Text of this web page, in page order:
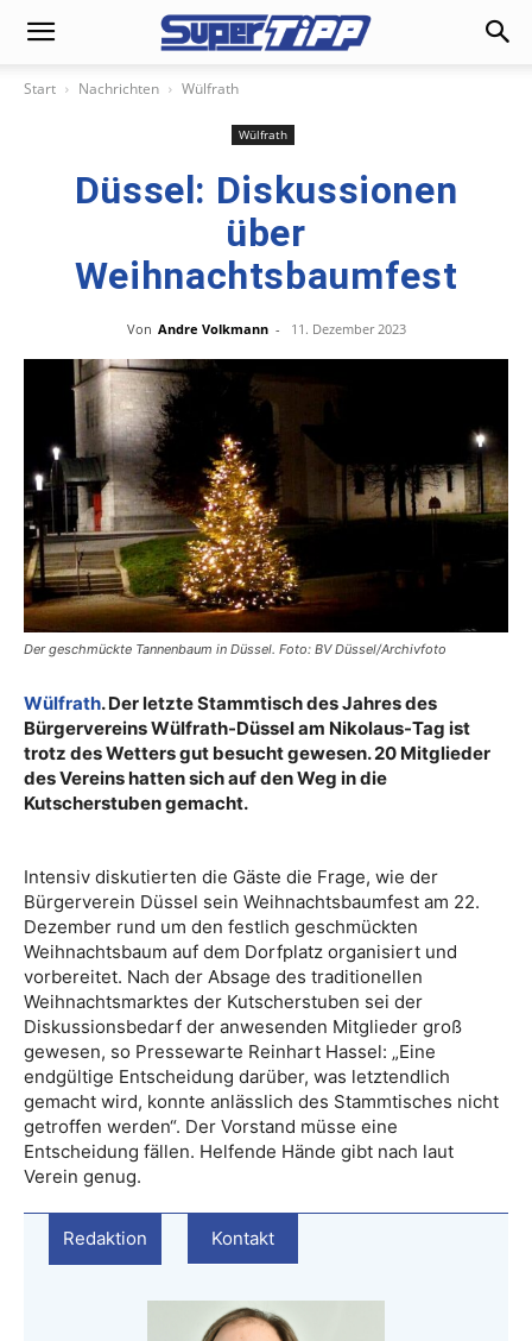
Start Nachrichten Wülfrath
Wülfrath
Düssel: Diskussionen
über
Weihnachtsbaumfest
Von Andre Volkmann - 11. Dezember 2023
Der geschmückte Tannenbaum in Düssel. Foto: BV Düssel/Archivfoto
Wülfrath. Der letzte Stammtisch des Jahres des
Bürgervereins Wülfrath-Düssel am Nikolaus-Tag ist
trotz des Wetters gut besucht gewesen. 20 Mitglieder
des Vereins hatten sich auf den Weg in die
Kutscherstuben gemacht.
Intensiv diskutierten die Gäste die Frage, wie der
Bürgerverein Düssel sein Weihnachtsbaumfest am 22.
Dezember rund um den festlich geschmückten
Weihnachtsbaum auf dem Dorfplatz organisiert und
vorbereitet. Nach der Absage des traditionellen
Weihnachtsmarktes der Kutscherstuben sei der
Diskussionsbedarf der anwesenden Mitglieder groß
gewesen, so Pressewarte Reinhart Hassel: „Eine
endgültige Entscheidung darüber, was letztendlich
gemacht wird, konnte anlässlich des Stammtisches nicht
getroffen werden“. Der Vorstand müsse eine
Entscheidung fällen. Helfende Hände gibt nach laut
Verein genug.
Redaktion Kontakt